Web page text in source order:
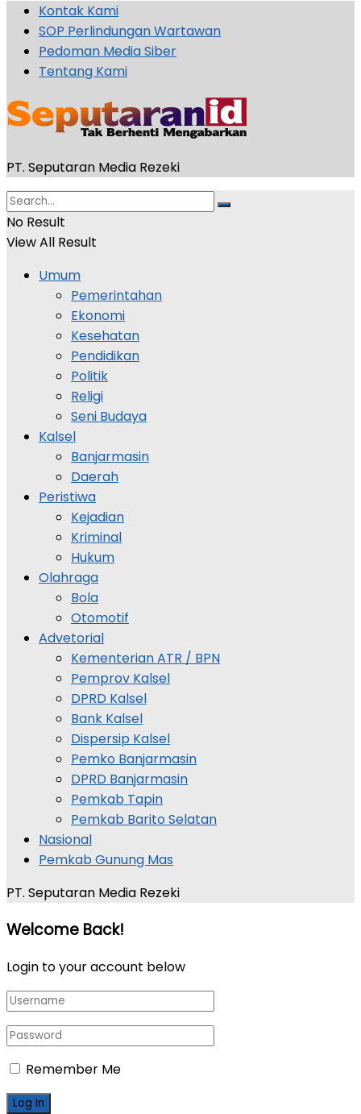
Kontak Kami
SOP Perlindungan Wartawan
Pedoman Media Siber
Tentang Kami
PT. Seputaran Media Rezeki
No Result
View All Result
Umum
Pemerintahan
Ekonomi
Kesehatan
Pendidikan
Politik
Religi
Seni Budaya
Kalsel
Banjarmasin
Daerah
Peristiwa
Kejadian
Kriminal
Hukum
Olahraga
Bola
Otomotif
Advetorial
Kementerian ATR / BPN
Pemprov Kalsel
DPRD Kalsel
Bank Kalsel
Dispersip Kalsel
Pemko Banjarmasin
DPRD Banjarmasin
Pemkab Tapin
Pemkab Barito Selatan
Nasional
Pemkab Gunung Mas
PT. Seputaran Media Rezeki
Welcome Back!
Login to your account below
Remember Me